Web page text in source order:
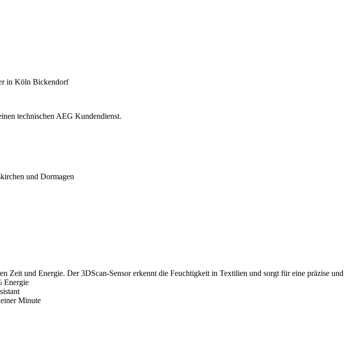
in Köln Bickendorf
technischen AEG Kundendienst.
und Dormagen
Zeit und Energie. Der 3DScan-Sensor erkennt die Feuchtigkeit in Textilien und sorgt für eine präzise und
Energie
Minute